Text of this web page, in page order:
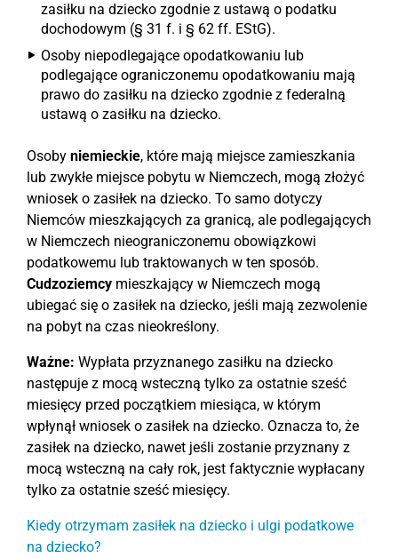
zasiłku na dziecko zgodnie z ustawą o podatku
dochodowym (§ 31 f. i § 62 ff. EStG).
Osoby niepodlegające opodatkowaniu lub
podlegające ograniczonemu opodatkowaniu mają
prawo do zasiłku na dziecko zgodnie z federalną
ustawą o zasiłku na dziecko.
Osoby niemieckie, które mają miejsce zamieszkania
lub zwykłe miejsce pobytu w Niemczech, mogą złożyć
wniosek o zasiłek na dziecko. To samo dotyczy
Niemców mieszkających za granicą, ale podlegających
w Niemczech nieograniczonemu obowiązkowi
podatkowemu lub traktowanych w ten sposób.
Cudzoziemcy mieszkający w Niemczech mogą
ubiegać się o zasiłek na dziecko, jeśli mają zezwolenie
na pobyt na czas nieokreślony.
Ważne: Wypłata przyznanego zasiłku na dziecko
następuje z mocą wsteczną tylko za ostatnie sześć
miesięcy przed początkiem miesiąca, w którym
wpłynął wniosek o zasiłek na dziecko. Oznacza to, że
zasiłek na dziecko, nawet jeśli zostanie przyznany z
mocą wsteczną na cały rok, jest faktycznie wypłacany
tylko za ostatnie sześć miesięcy.
Kiedy otrzymam zasiłek na dziecko i ulgi podatkowe
na dziecko?